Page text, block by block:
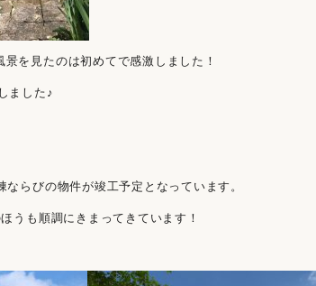
を見たのは初めてで感激しました！
ました♪
らびの物件が竣工予定となっています。
うも順調にきまってきています！